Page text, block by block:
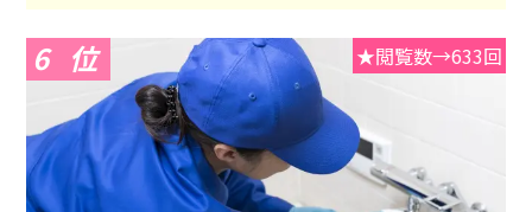
6 ★閲覧数→633回